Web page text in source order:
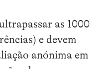
as 1000
e devem
anónima em